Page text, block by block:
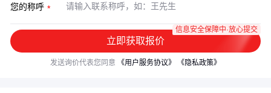
您的称呼
立即获取报价
信息安全保障中·放心提交
发送询价代表您同意 《用户服务协议》 《隐私政策》